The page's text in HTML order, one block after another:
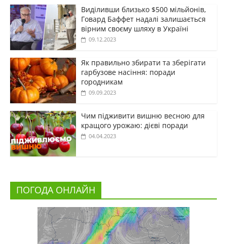
Виділивши близько $500 мільйонів,
Говард Баффет надалі залишається
вірним своєму шляху в Україні
09.12.2023
Як правильно збирати та зберігати
гарбузове насіння: поради
городникам
09.09.2023
Чим підживити вишню весною для
кращого урожаю: дієві поради
04.04.2023
ПОГОДА ОНЛАЙН